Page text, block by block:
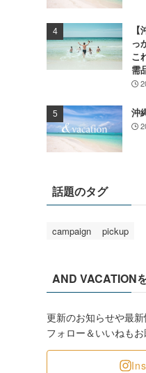
っ
こ
需
沖
話題のタグ
campaign pickup
AND VACATION
更新のお知らせや最新
フォロー＆いいねもお